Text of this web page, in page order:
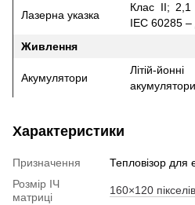
Лазерна указка
Клас ІІ;
ІЕС 60285
Живлення
Акумулятори
Літій-
акумулятори
Характеристики
Призначення
Тепловізор для
Розмір ІЧ
матриці
160×120 пікселів